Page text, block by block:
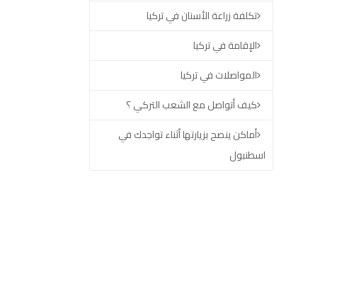
تكلفة زراعة الأسنان في تركيا
الإقامة في تركيا
المواصلات في تركيا
كيف أتواصل مع الشعب التركي ؟
أماكن ينصح بزيارتها أثناء تواجدك في
اسطنبول